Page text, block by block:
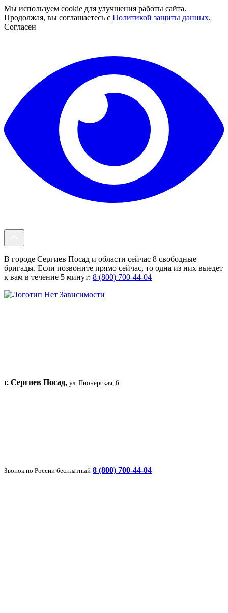
Мы используем cookie для улучшения работы сайта.
Продолжая, вы соглашаетесь с Политикой защиты данных.
Согласен
В городе Сергиев Посад и области сейчас 8 свободные
бригады. Если позвоните прямо сейчас, то одна из них выедет
к вам в течение 5 минут: 8 (800) 700-44-04
г. Сергиев Посад, ул. Пионерская, 6
Звонок по России бесплатный 8 (800) 700-44-04